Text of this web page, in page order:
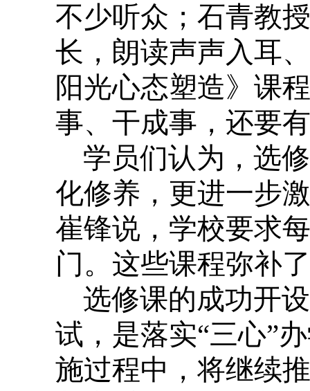
不少听众；石青教
长，朗读声声入耳
阳光心态塑造》课
事、干成事，还要
学员们认为，选
化修养，更进一步
崔锋说，学校要求
门。这些课程弥补
选修课的成功开
试，是落实“三心”
施过程中，将继续